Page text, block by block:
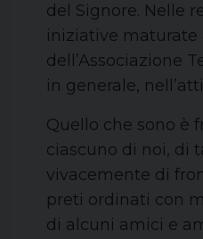
del Signore. Nelle
iniziative maturate
dell’Associazione
in generale,
Quello che sono è
ciascuno di noi, di
vivacemente di
preti ordinati con
di alcuni amici e